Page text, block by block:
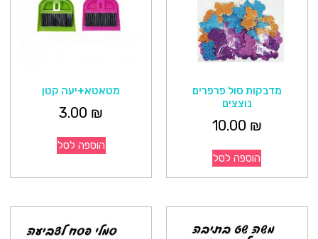
מדבקות סול פרפרים
נוצצים
10.00 ₪
הוספה לסל
מטאטא+יעה קטן
3.00 ₪
הוספה לסל